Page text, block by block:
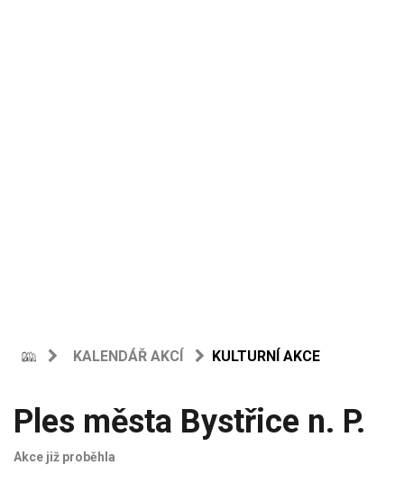
KALENDÁŘ AKCÍ KULTURNÍ AKCE
Ples města Bystřice n. P.
Akce již proběhla